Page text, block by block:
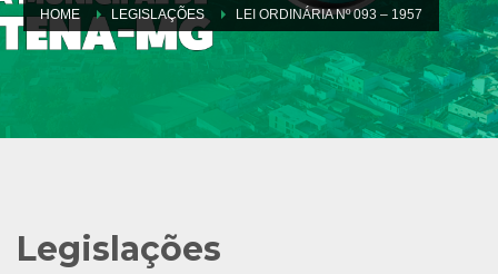
HOME LEGISLAÇÕES LEI ORDINÁRIA Nº 093 – 1957
Legislações